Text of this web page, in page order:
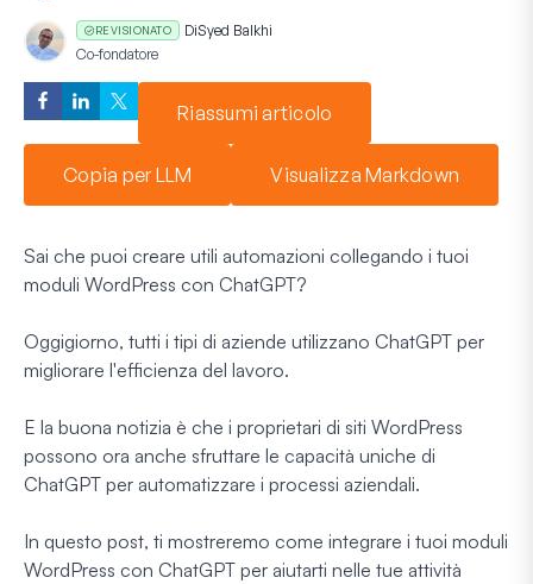
REVISIONATO DiSyed Balkhi
Co-fondatore
Riassumi articolo
Copia per LLM Visualizza Markdown
Sai che puoi creare utili automazioni collegando i tuoi
moduli WordPress con ChatGPT?
Oggigiorno, tutti i tipi di aziende utilizzano ChatGPT per
migliorare l'efficienza del lavoro.
E la buona notizia è che i proprietari di siti WordPress
possono ora anche sfruttare le capacità uniche di
ChatGPT per automatizzare i processi aziendali.
In questo post, ti mostreremo come integrare i tuoi moduli
WordPress con ChatGPT per aiutarti nelle tue attività